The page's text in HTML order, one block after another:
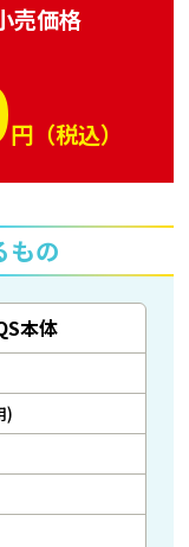
売価格
円（税込）
もの
本体
)